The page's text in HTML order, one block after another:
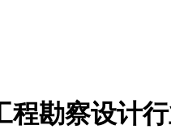
程勘察设计